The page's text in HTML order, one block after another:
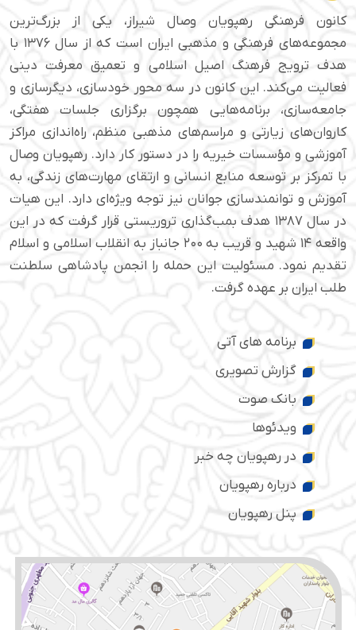
کانون فرهنگی رهپویان وصال شیراز، یکی از بزرگ‌ترین
مجموعه‌های فرهنگی و مذهبی ایران است که از سال ۱۳۷۶ با
هدف ترویج فرهنگ اصیل اسلامی و تعمیق معرفت دینی
فعالیت می‌کند. این کانون در سه محور خودسازی، دیگرسازی و
جامعه‌سازی، برنامه‌هایی همچون برگزاری جلسات هفتگی،
کاروان‌های زیارتی و مراسم‌های مذهبی منظم، راه‌اندازی مراکز
آموزشی و مؤسسات خیریه را در دستور کار دارد. رهپویان وصال
با تمرکز بر توسعه منابع انسانی و ارتقای مهارت‌های زندگی، به
آموزش و توانمندسازی جوانان نیز توجه ویژه‌ای دارد. این هیات
در سال ۱۳۸۷ هدف بمب‌گذاری تروریستی قرار گرفت که در این
واقعه ۱۴ شهید و قریب به ۲۰۰ جانباز به انقلاب اسلامی و اسلام
تقدیم نمود. مسئولیت این حمله را انجمن پادشاهی سلطنت
طلب ایران بر عهده گرفت.
برنامه های آتی
گزارش تصویری
بانک صوت
ویدئوها
در رهپویان چه خبر
درباره رهپویان
پنل رهپویان